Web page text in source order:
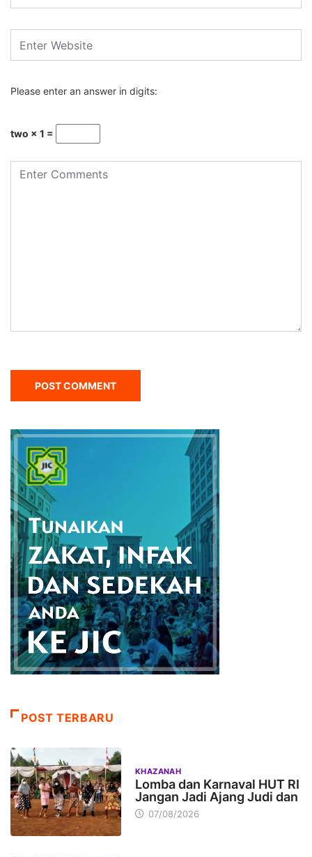
Please enter an answer in digits:
two × 1 =
POST TERBARU
KHAZANAH
Lomba dan Karnaval HUT RI
Jangan Jadi Ajang Judi dan
07/08/2026